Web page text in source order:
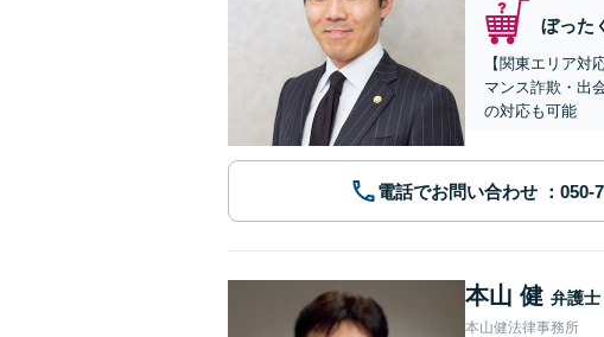
ぼった
【関東エリア
マンス詐欺・出
の対応も可能
電話でお問い合わせ
本山 健 弁護士
本山健法律事務所